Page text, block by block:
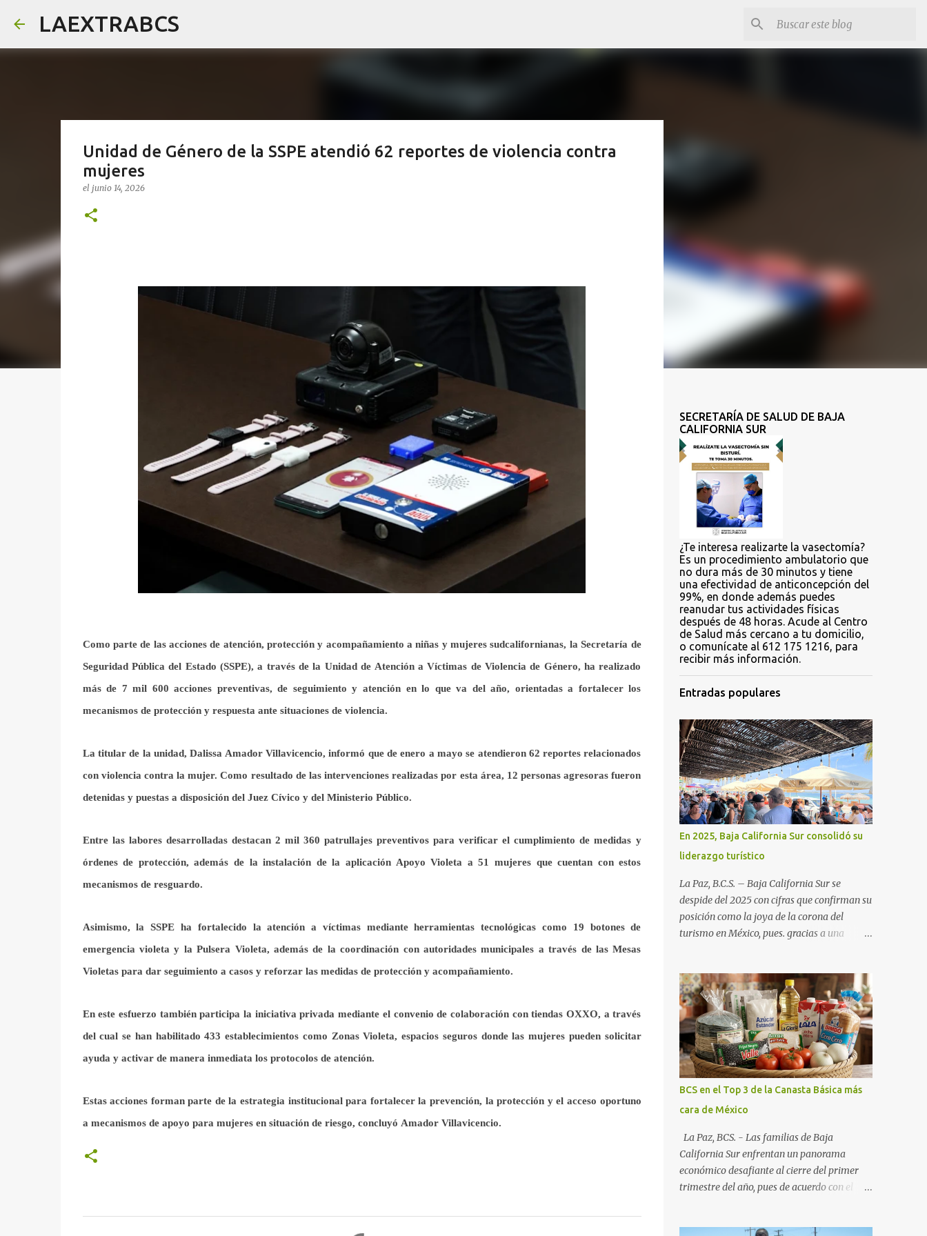
LAEXTRABCS
Unidad de Género de la SSPE atendió 62 reportes de violencia contra
mujeres
el junio 14, 2026
Como parte de las acciones de atención, protección y acompañamiento a niñas y mujeres sudcalifornianas, la Secretaría de
Seguridad Pública del Estado (SSPE), a través de la Unidad de Atención a Víctimas de Violencia de Género, ha realizado
más de 7 mil 600 acciones preventivas, de seguimiento y atención en lo que va del año, orientadas a fortalecer los
mecanismos de protección y respuesta ante situaciones de violencia.
La titular de la unidad, Dalissa Amador Villavicencio, informó que de enero a mayo se atendieron 62 reportes relacionados
con violencia contra la mujer. Como resultado de las intervenciones realizadas por esta área, 12 personas agresoras fueron
detenidas y puestas a disposición del Juez Cívico y del Ministerio Público.
Entre las labores desarrolladas destacan 2 mil 360 patrullajes preventivos para verificar el cumplimiento de medidas y
órdenes de protección, además de la instalación de la aplicación Apoyo Violeta a 51 mujeres que cuentan con estos
mecanismos de resguardo.
Asimismo, la SSPE ha fortalecido la atención a víctimas mediante herramientas tecnológicas como 19 botones de
emergencia violeta y la Pulsera Violeta, además de la coordinación con autoridades municipales a través de las Mesas
Violetas para dar seguimiento a casos y reforzar las medidas de protección y acompañamiento.
En este esfuerzo también participa la iniciativa privada mediante el convenio de colaboración con tiendas OXXO, a través
del cual se han habilitado 433 establecimientos como Zonas Violeta, espacios seguros donde las mujeres pueden solicitar
ayuda y activar de manera inmediata los protocolos de atención.
Estas acciones forman parte de la estrategia institucional para fortalecer la prevención, la protección y el acceso oportuno
a mecanismos de apoyo para mujeres en situación de riesgo, concluyó Amador Villavicencio.
SECRETARÍA DE SALUD DE BAJA
CALIFORNIA SUR
¿Te interesa realizarte la vasectomía?
Es un procedimiento ambulatorio que
no dura más de 30 minutos y tiene
una efectividad de anticoncepción del
99%, en donde además puedes
reanudar tus actividades físicas
después de 48 horas. Acude al Centro
de Salud más cercano a tu domicilio,
o comunícate al 612 175 1216, para
recibir más información.
Entradas populares
En 2025, Baja California Sur consolidó su
liderazgo turístico
La Paz, B.C.S. – Baja California Sur se
despide del 2025 con cifras que confirman su
posición como la joya de la corona del
turismo en México, pues. gracias a una
fideicomisos de promoción, la entidad
proyecta un cierre de año marcado por una
ocupación hotelera robusta, una
conectividad aérea en ascenso y una
derrama económica sin precedentes. Las
proyecciones para este periodo vacacional
son optimistas, con un promedio estatal que
supera el 70% . Sin embargo, la sorpresa del
año la ha dado el norte del estado. Comondú
encabeza las expectativas con un
impresionante 89% de ocupación,
impulsado por el interés creciente en el
turismo de naturaleza. Le siguen destinos
Nuevo). La Paz: 66%. Loreto: 58%. Mulegé:
BCS en el Top 3 de la Canasta Básica más
cara de México
La Paz, BCS. - Las familias de Baja
California Sur enfrentan un panorama
económico desafiante al cierre del primer
trimestre del año, pues de acuerdo con el